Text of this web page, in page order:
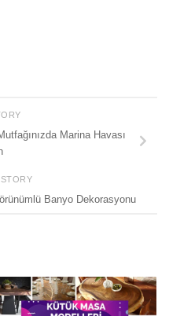
Marina Havası
Banyo Dekorasyonu